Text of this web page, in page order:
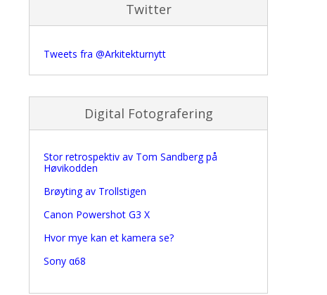
Twitter
Tweets fra @Arkitekturnytt
Digital Fotografering
Stor retrospektiv av Tom Sandberg på
Høvikodden
Brøyting av Trollstigen
Canon Powershot G3 X
Hvor mye kan et kamera se?
Sony α68